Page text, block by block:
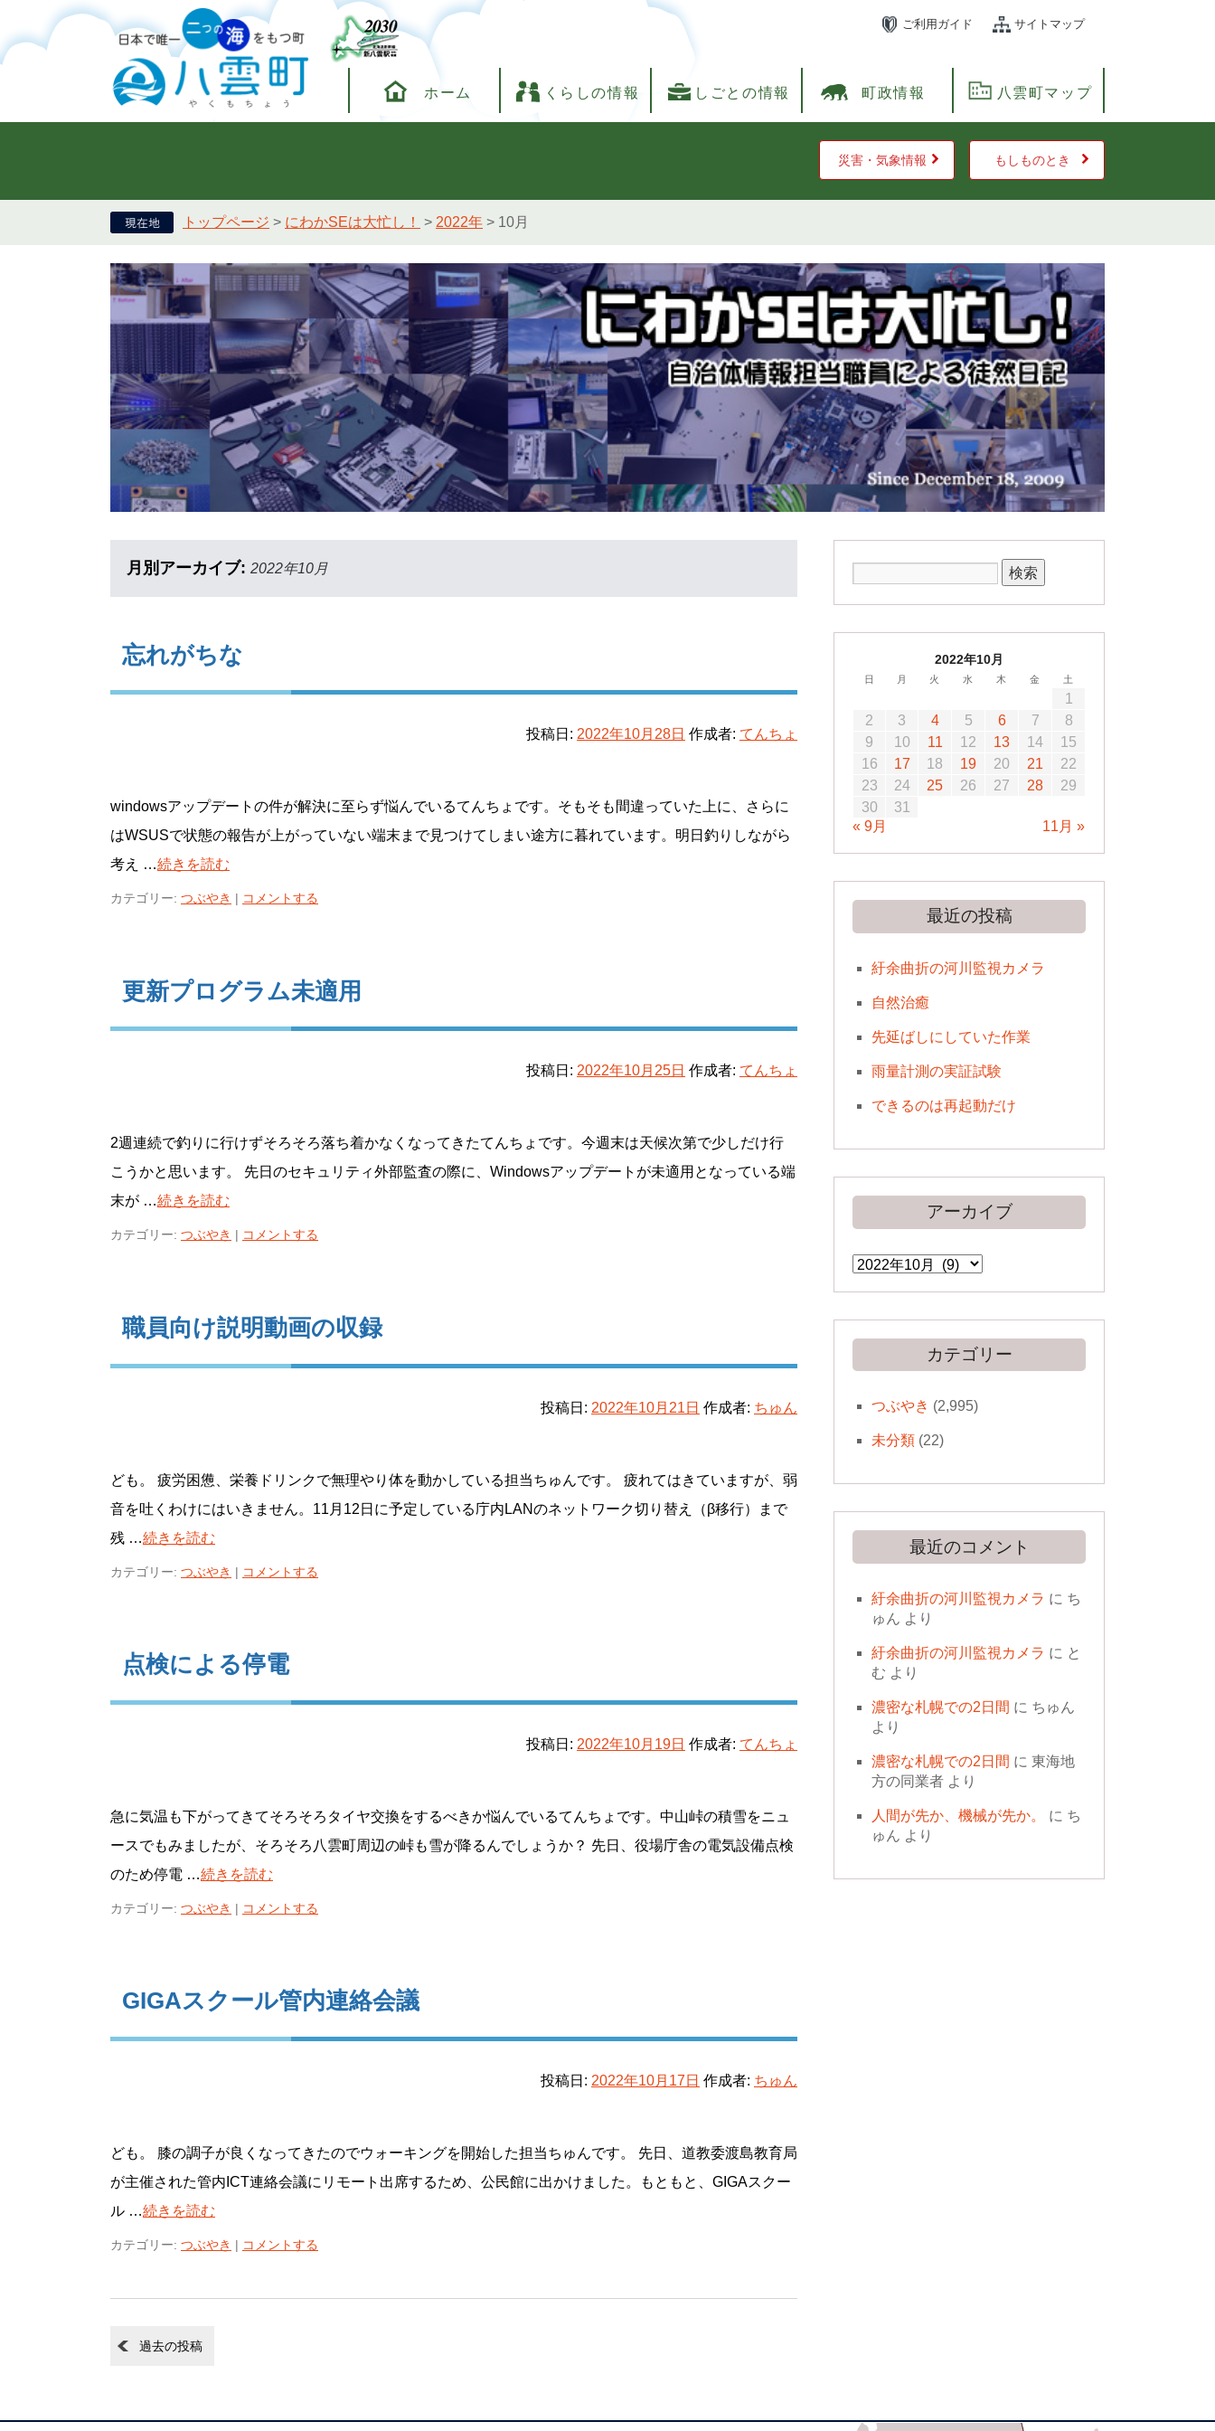
ご利用ガイド サイトマップ
ホーム くらしの情報 しごとの情報 町政情報 八雲町マップ
災害・気象情報 もしものとき
トップページ > にわかSEは大忙し！ > 2022年 > 10月
月別アーカイブ: 2022年10月
忘れがちな
投稿日: 2022年10月28日 作成者: てんちょ
windowsアップデートの件が解決に至らず悩んでいるてんちょです。そもそも間違っていた上に、さらに
はWSUSで状態の報告が上がっていない端末まで見つけてしまい途方に暮れています。明日釣りしながら
考え …続きを読む
カテゴリー: つぶやき | コメントする
更新プログラム未適用
投稿日: 2022年10月25日 作成者: てんちょ
2週連続で釣りに行けずそろそろ落ち着かなくなってきたてんちょです。今週末は天候次第で少しだけ行
こうかと思います。 先日のセキュリティ外部監査の際に、Windowsアップデートが未適用となっている端
末が …続きを読む
カテゴリー: つぶやき | コメントする
職員向け説明動画の収録
投稿日: 2022年10月21日 作成者: ちゅん
ども。 疲労困憊、栄養ドリンクで無理やり体を動かしている担当ちゅんです。 疲れてはきていますが、弱
音を吐くわけにはいきません。11月12日に予定している庁内LANのネットワーク切り替え（β移行）まで
残 …続きを読む
カテゴリー: つぶやき | コメントする
点検による停電
投稿日: 2022年10月19日 作成者: てんちょ
急に気温も下がってきてそろそろタイヤ交換をするべきか悩んでいるてんちょです。中山峠の積雪をニュ
ースでもみましたが、そろそろ八雲町周辺の峠も雪が降るんでしょうか？ 先日、役場庁舎の電気設備点検
のため停電 …続きを読む
カテゴリー: つぶやき | コメントする
GIGAスクール管内連絡会議
投稿日: 2022年10月17日 作成者: ちゅん
ども。 膝の調子が良くなってきたのでウォーキングを開始した担当ちゅんです。 先日、道教委渡島教育局
が主催された管内ICT連絡会議にリモート出席するため、公民館に出かけました。もともと、GIGAスクー
ル …続きを読む
カテゴリー: つぶやき | コメントする
過去の投稿
2022年10月
日 月 火 水 木 金 土
1
2
3 4 5 6 7
8
9
10 11 12 13 14
15
16
17 18 19 20 21
22
23
24 25 26 27 28
29
30
31
« 9月
11月 »
最近の投稿
紆余曲折の河川監視カメラ
自然治癒
先延ばしにしていた作業
雨量計測の実証試験
できるのは再起動だけ
アーカイブ
ア
ー
カ
カテゴリー
つぶやき (2,995)
未分類(22)
最近のコメント
紆余曲折の河川監視カメラ に ち
ゅん より
紆余曲折の河川監視カメラ に と
む より
濃密な札幌での2日間 に ちゅん
より
濃密な札幌での2日間 に 東海地
方の同業者より
人間が先か、機械が先か。 に ち
ゅん より